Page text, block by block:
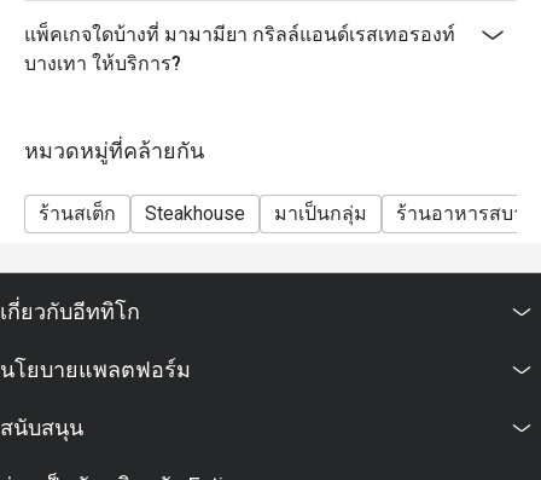
แพ็คเกจใดบ้างที่ มามามียา กริลล์แอนด์เรสเทอรองท์
บางเทา ให้บริการ?
หมวดหมู่ที่คล้ายกัน
ร้านสเต็ก Steakhouse มาเป็นกลุ่ม ร้านอาหารสบาย
เกี่ยวกับอีททิโก
นโยบายแพลตฟอร์ม
สนับสนุน